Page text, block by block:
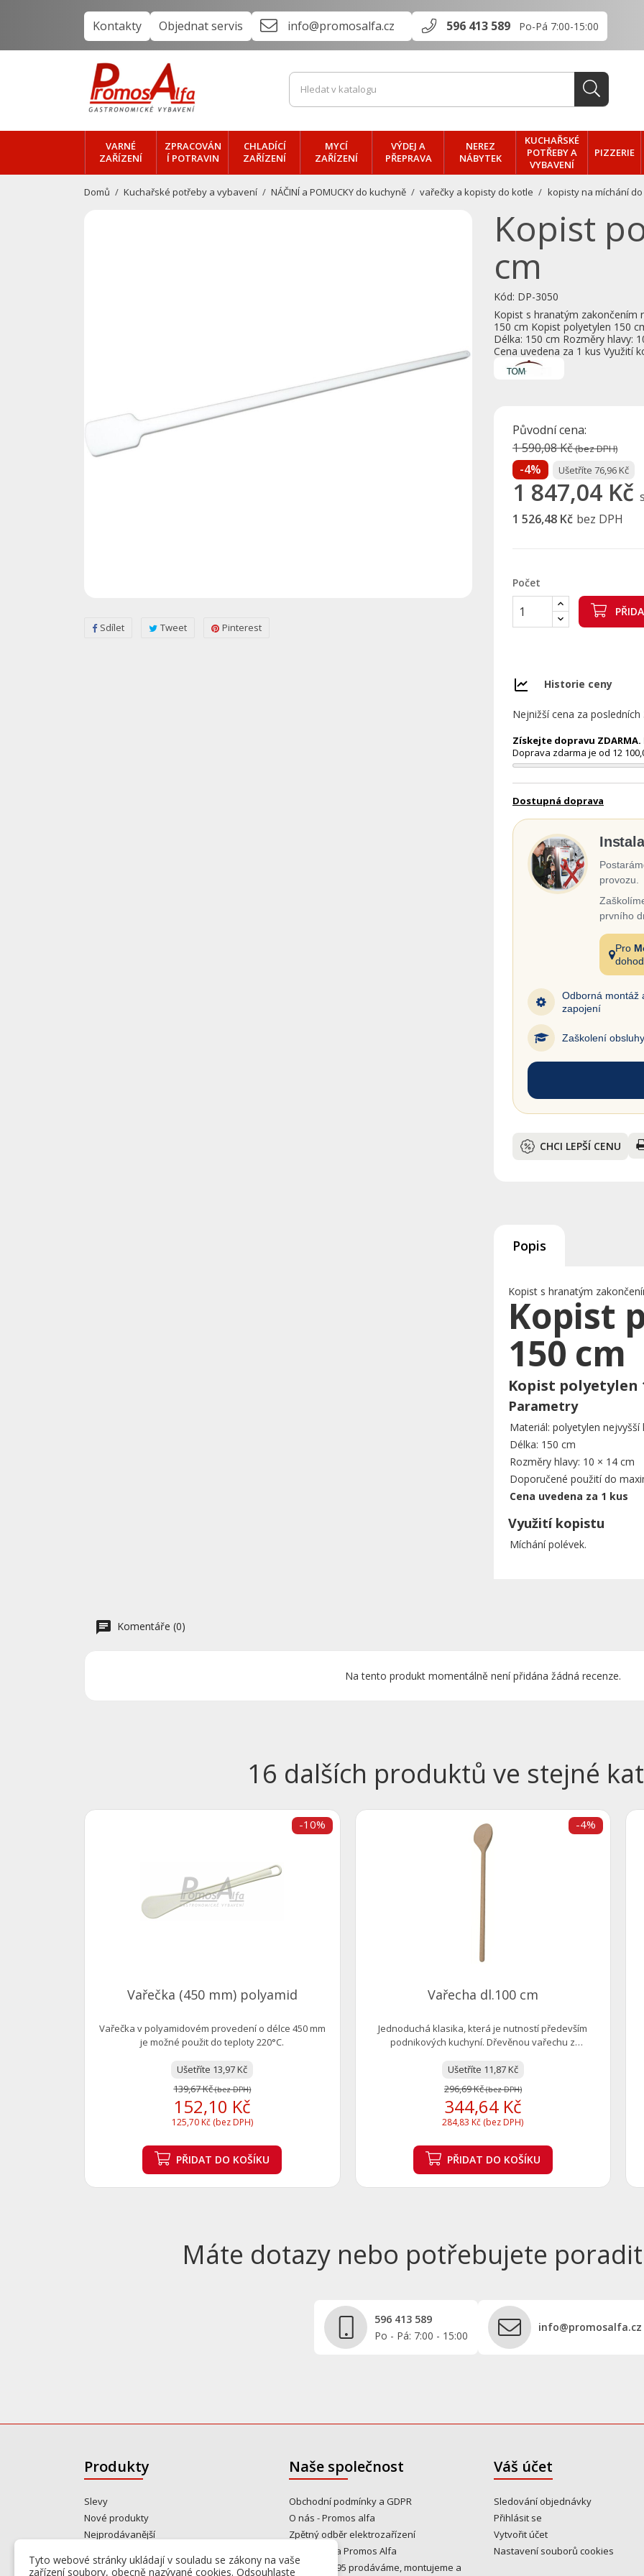
Kontakty Objednat servis info@promosalfa.cz 596 413 589 Po-Pá 7:00-15:00
VARNÉ
ZAŘÍZENÍ
ZPRACOVÁN
Í POTRAVIN
CHLADÍCÍ
ZAŘÍZENÍ
MYCÍ
ZAŘÍZENÍ
VÝDEJ A
PŘEPRAVA
NEREZ
NÁBYTEK
KUCHAŘSKÉ
POTŘEBY A
VYBAVENÍ
PIZZERIE
Domů Kuchařské potřeby a vybavení NÁČINÍ a POMUCKY do kuchyně vařečky a kopisty do kotle kopisty na míchání
Sdílet Tweet Pinterest
Kopist
cm
Kód: DP-3050
Kopist s hranatým zakončením
150 cm Kopist polyetylen 150
Délka: 150 cm Rozměry hlavy:
Cena uvedena za 1 kus Využití
Původní cena:
1 590,08 Kč(bez DPH)
-4% Ušetříte 76,96 Kč
1 847,04 Kč
1 526,48 Kč bez DPH
Počet
Historie ceny
Nejnižší cena za posledních
Získejte dopravu ZDARMA.
Doprava zdarma je od 12
Dostupná doprava
provozu.
prvního
Pro
Odborná montáž
zapojení
Zaškolení obsluhy
CHCI LEPŠÍ CENU
Popis
Kopist s hranatým
Kopist
150 cm
Kopist polyetylen
Parametry
Materiál: polyetylen nejvyšší
Délka: 150 cm
Rozměry hlavy: 10 × 14 cm
Doporučené použití do
Cena uvedena za 1 kus
Využití kopistu
Míchání polévek.
Komentáře (0)
Na tento produkt momentálně není přidána žádná recenze.
16 dalších produktů ve stejné
Vařečka (450 mm) polyamid
Vařečka v polyamidovém provedení o délce 450 mm
je možné použit do teploty 220°C.
Ušetříte 13,97 Kč
139,67 Kč(bez DPH)
-10%
152,10 Kč
125,70 Kč (bez DPH)
PŘIDAT DO KOŠÍKU
Vařecha dl.100 cm
Jednoduchá klasika, která je nutností především
podnikových kuchyní. Dřevěnou vařechu z
Ušetříte 11,87 Kč
296,69 Kč(bez DPH)
-4%
344,64 Kč
284,83 Kč (bez DPH)
PŘIDAT DO KOŠÍKU
Máte dotazy nebo potřebujete
596 413 589
Po - Pá: 7:00 - 15:00
info@promosalfa.cz
Produkty
Slevy
Nové produkty
Nejprodávanější
Naše společnost
Obchodní podmínky a GDPR
O nás - Promos alfa
Zpětný odběr elektrozařízení
Kontakty na Promos Alfa
Od roku 1995 prodáváme, montujeme a
Váš účet
Sledování objednávky
Přihlásit se
Vytvořit účet
Nastavení souborů cookies
Tyto webové stránky ukládají v souladu se zákony na vaše
zařízení soubory, obecně nazývané cookies. Odsouhlaste